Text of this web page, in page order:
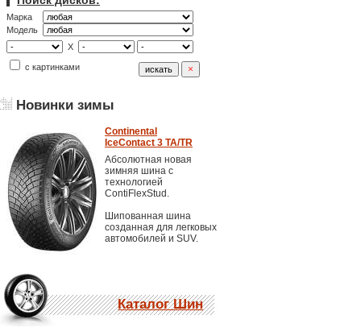
Марка
Модель
X
с картинками
Новинки зимы
Continental
IceContact 3 TA/TR
Абсолютная новая
зимняя шина с
технологией
ContiFlexStud.
Шипованная шина
созданная для легковых
автомобилей и SUV.
Каталог Шин